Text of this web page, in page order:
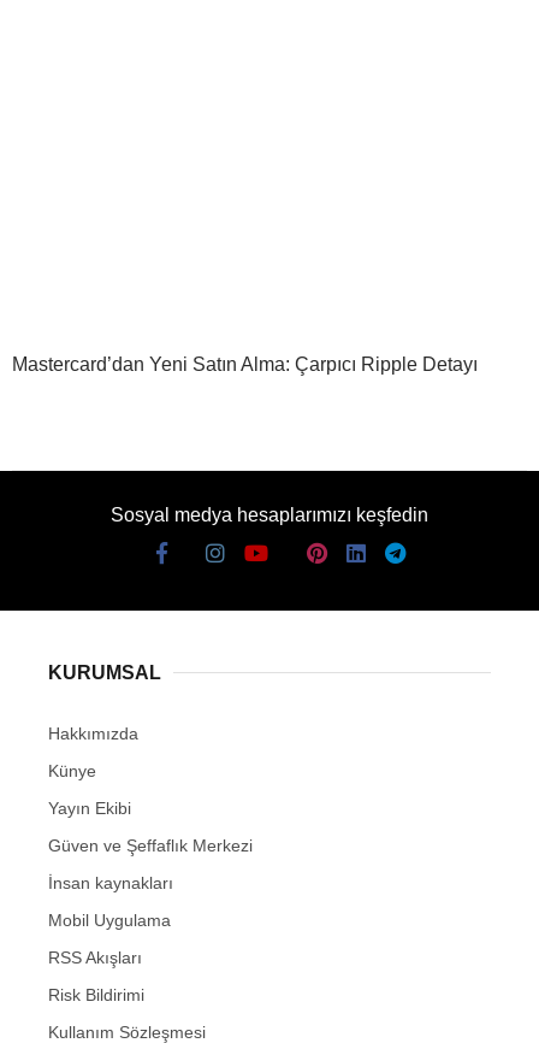
Mastercard’dan Yeni Satın Alma: Çarpıcı Ripple Detayı
Sosyal medya hesaplarımızı keşfedin
KURUMSAL
Hakkımızda
Künye
Yayın Ekibi
Güven ve Şeffaflık Merkezi
İnsan kaynakları
Mobil Uygulama
RSS Akışları
Risk Bildirimi
Kullanım Sözleşmesi